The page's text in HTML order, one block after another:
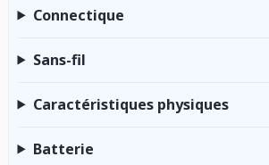
Connectique
Sans-fil
Caractéristiques physiques
Batterie